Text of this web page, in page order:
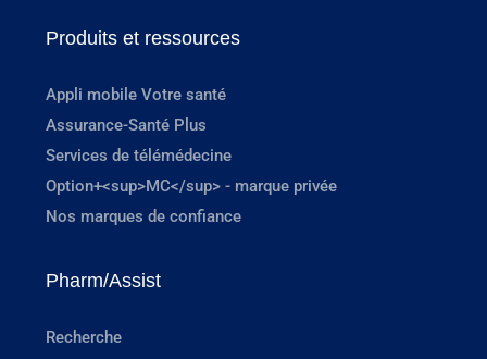
Produits et ressources
Appli mobile Votre santé
Assurance-Santé Plus
Services de télémédecine
Option+<sup>MC</sup> - marque privée
Nos marques de confiance
Pharm/Assist
Recherche